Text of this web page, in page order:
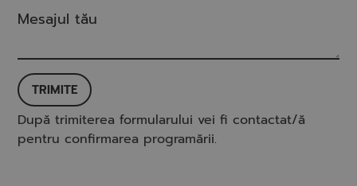
TRIMITE
După trimiterea formularului vei fi contactat/ă
pentru confirmarea programării.